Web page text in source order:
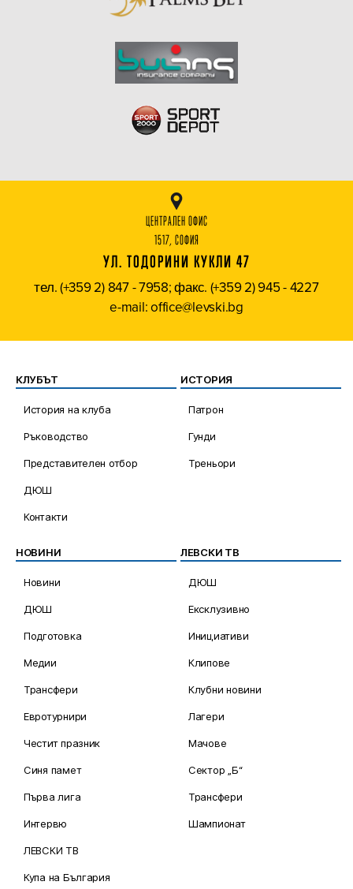
ЦЕНТРАЛЕН ОФИС
1517, СОФИЯ
УЛ. ТОДОРИНИ КУКЛИ 47
тел. (+359 2) 847 - 7958; факс. (+359 2) 945 - 4227
e-mail: office@levski.bg
КЛУБЪТ
История на клуба
Ръководство
Представителен отбор
ДЮШ
Контакти
ИСТОРИЯ
Патрон
Гунди
Треньори
НОВИНИ
Новини
ДЮШ
Подготовка
Медии
Трансфери
Евротурнири
Честит празник
Синя памет
Първа лига
Интервю
ЛЕВСКИ ТВ
Купа на България
ЛЕВСКИ ТВ
ДЮШ
Ексклузивно
Инициативи
Клипове
Клубни новини
Лагери
Мачове
Сектор „Б“
Трансфери
Шампионат